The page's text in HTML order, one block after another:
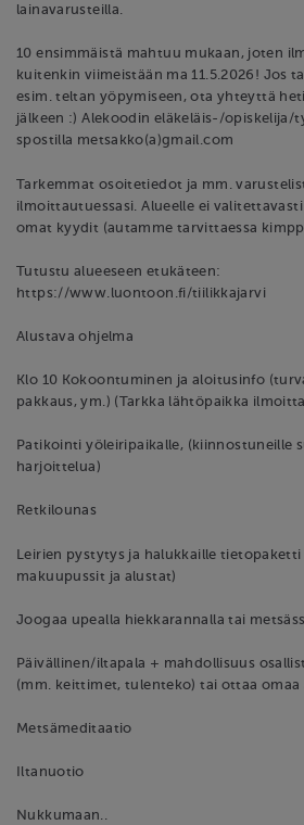
lainavarusteilla.
10 ensimmäistä mahtuu mukaan, joten
kuitenkin viimeistään ma 11.5.2026! Jos
esim. teltan yöpymiseen, ota yhteyttä
jälkeen :) Alekoodin eläkeläis-/opiskelija/
spostilla metsakko(a)gmail.com
Tarkemmat osoitetiedot ja mm.
ilmoittautuessasi. Alueelle ei
omat kyydit (autamme tarvittaessa
Tutustu alueeseen etukäteen:
https://www.luontoon.fi/tiilikkajarvi
Alustava ohjelma
Klo 10 Kokoontuminen ja aloitusinfo
pakkaus, ym.) (Tarkka lähtöpaikka
Patikointi yöleiripaikalle, (kiinnostuneille
harjoittelua)
Retkilounas
Leirien pystytys ja halukkaille tietopaketti
makuupussit ja alustat)
Joogaa upealla hiekkarannalla tai
Päivällinen/iltapala + mahdollisuus
(mm. keittimet, tulenteko) tai ottaa omaa
Metsämeditaatio
Iltanuotio
Nukkumaan..